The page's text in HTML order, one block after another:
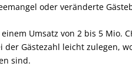
oder veränderte
Umsatz von 2 bis 5 Mio.
der Gästezahl leicht zulegen,
sind.